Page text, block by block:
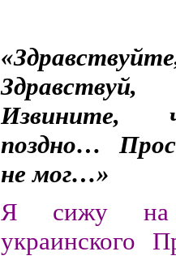
поздно…
не мог…»
Я сижу на
украинского